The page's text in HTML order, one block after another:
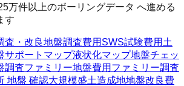
万件以上のボーリングデータ へ進める
す
査・改良地盤調査費用 SWS試験費用 土
サポートマップ液状化マップ地盤チェッ
調査ファミリー地盤費用ファミリー調査
地盤 確認大規模盛土造成地地盤改良費